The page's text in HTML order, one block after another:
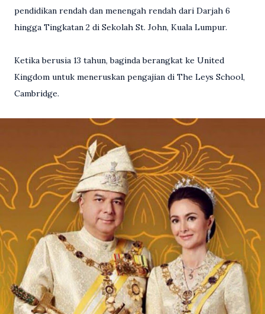
pendidikan rendah dan menengah rendah dari Darjah 6
hingga Tingkatan 2 di Sekolah St. John, Kuala Lumpur.
Ketika berusia 13 tahun, baginda berangkat ke United
Kingdom untuk meneruskan pengajian di The Leys School,
Cambridge.